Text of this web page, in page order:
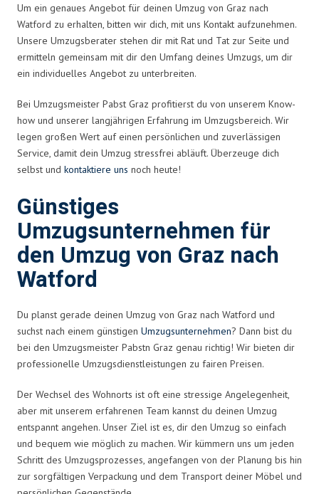
Um ein genaues Angebot für deinen Umzug von Graz nach
Watford zu erhalten, bitten wir dich, mit uns Kontakt aufzunehmen.
Unsere Umzugsberater stehen dir mit Rat und Tat zur Seite und
ermitteln gemeinsam mit dir den Umfang deines Umzugs, um dir
ein individuelles Angebot zu unterbreiten.
Bei Umzugsmeister Pabst Graz profitierst du von unserem Know-
how und unserer langjährigen Erfahrung im Umzugsbereich. Wir
legen großen Wert auf einen persönlichen und zuverlässigen
Service, damit dein Umzug stressfrei abläuft. Überzeuge dich
selbst und kontaktiere uns noch heute!
Günstiges
Umzugsunternehmen für
den Umzug von Graz nach
Watford
Du planst gerade deinen Umzug von Graz nach Watford und
suchst nach einem günstigen Umzugsunternehmen? Dann bist du
bei den Umzugsmeister Pabstn Graz genau richtig! Wir bieten dir
professionelle Umzugsdienstleistungen zu fairen Preisen.
Der Wechsel des Wohnorts ist oft eine stressige Angelegenheit,
aber mit unserem erfahrenen Team kannst du deinen Umzug
entspannt angehen. Unser Ziel ist es, dir den Umzug so einfach
und bequem wie möglich zu machen. Wir kümmern uns um jeden
Schritt des Umzugsprozesses, angefangen von der Planung bis hin
zur sorgfältigen Verpackung und dem Transport deiner Möbel und